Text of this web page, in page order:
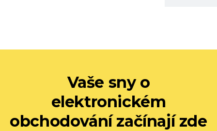
Vaše sny o
elektronickém
obchodování začínají zde